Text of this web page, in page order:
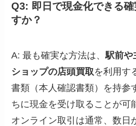
Q3: 即日で現金化できる
すか？
A: 最も確実な方法は、駅前や
ショップの店頭買取を利用す
書類（本人確認書類）を持参
ちに現金を受け取ることが可
オンライン取引は通常、数日